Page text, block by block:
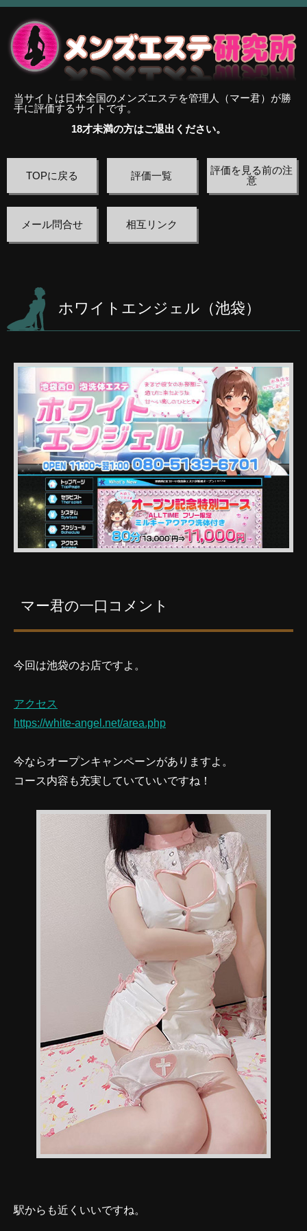
当サイトは日本全国のメンズエステを管理人（マー君）が勝
手に評価するサイトです。
18才未満の方はご退出ください。
TOPに戻る 評価一覧
評価を見る前の注
意
メール問合せ 相互リンク
ホワイトエンジェル（池袋）
マー君の一口コメント
今回は池袋のお店ですよ。
アクセス
https://white-angel.net/area.php
今ならオープンキャンペーンがありますよ。
コース内容も充実していていいですね！
駅からも近くいいですね。